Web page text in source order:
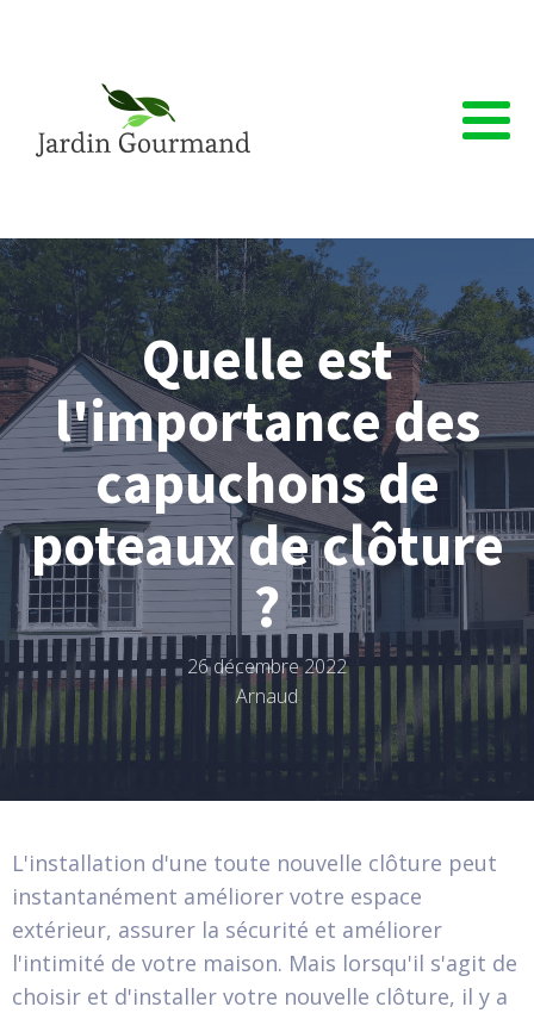
Quelle est
l'importance des
capuchons de
poteaux de clôture
?
26 décembre 2022
Arnaud
L'installation d'une toute nouvelle clôture peut
instantanément améliorer votre espace
extérieur, assurer la sécurité et améliorer
l'intimité de votre maison. Mais lorsqu'il s'agit de
choisir et d'installer votre nouvelle clôture, il y a